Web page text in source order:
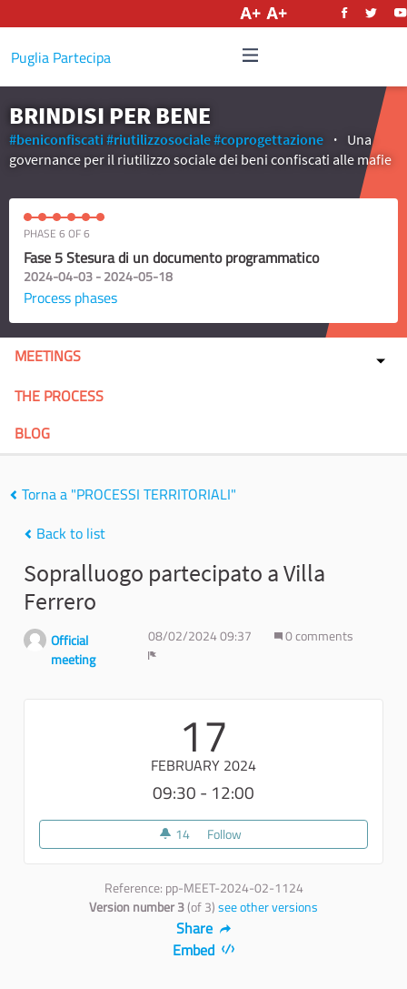
Puglia Partecipa
BRINDISI PER BENE
#beniconfiscati #riutilizzosociale#coprogettazione
Una
governance per il riutilizzo sociale dei beni confiscati alle mafie
PHASE 6 OF 6
Fase 5 Stesura di un documento programmatico
2024-04-03 - 2024-05-18
Process phases
MEETINGS
THE PROCESS
BLOG
Torna a "PROCESSI TERRITORIALI"
Back to list
Sopralluogo partecipato a Villa
Ferrero
Official
meeting
08/02/2024 09:37
0 comments
17
FEBRUARY 2024
09:30 - 12:00
14 14 followers
Follow
Reference: pp-MEET-2024-02-1124
Version number 3(of 3)see other versions
Share
Embed